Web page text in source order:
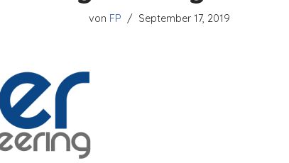
von FP September 17, 2019